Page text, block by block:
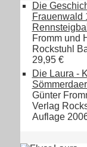
Die
Frauenwald
Fromm und
Rockstuhl
29,95 €
Die Laura -
Günter
Verlag
Auflage